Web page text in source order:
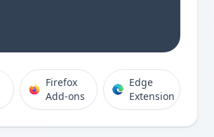
Firefox
Add-ons
Edge
Extension